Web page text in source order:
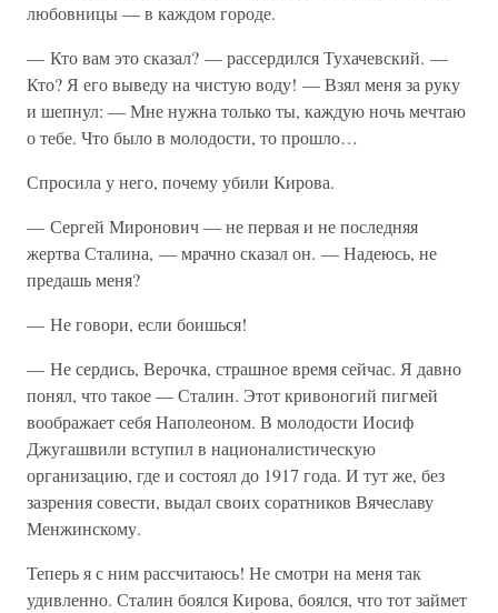
любовницы — в каждом городе.
— Кто вам это сказал? — рассердился Тухачевский. —
Кто? Я его выведу на чистую воду! — Взял меня за руку
и шепнул: — Мне нужна только ты, каждую ночь мечтаю
о тебе. Что было в молодости, то прошло…
Спросила у него, почему убили Кирова.
— Сергей Миронович — не первая и не последняя
жертва Сталина, — мрачно сказал он. — Надеюсь, не
предашь меня?
— Не говори, если боишься!
— Не сердись, Верочка, страшное время сейчас. Я давно
понял, что такое — Сталин. Этот кривоногий пигмей
воображает себя Наполеоном. В молодости Иосиф
Джугашвили вступил в националистическую
организацию, где и состоял до 1917 года. И тут же, без
зазрения совести, выдал своих соратников Вячеславу
Менжинскому.
Теперь я с ним рассчитаюсь! Не смотри на меня так
удивленно. Сталин боялся Кирова, боялся, что тот займет